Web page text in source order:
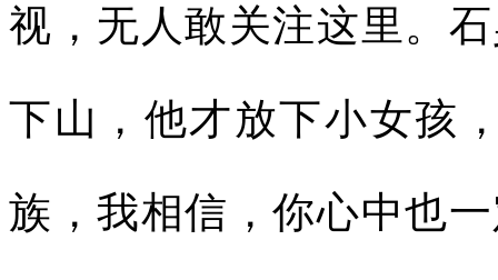
视，无人敢关注这里。
下山，他才放下小女孩
族，我相信，你心中也